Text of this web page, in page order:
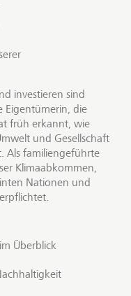
investieren sind
Eigentümerin, die
früh erkannt, wie
und Gesellschaft
Als familiengeführte
Klimaabkommen,
Nationen und
Überblick